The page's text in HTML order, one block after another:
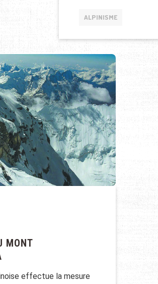
ALPINISME
MONT
effectue la mesure